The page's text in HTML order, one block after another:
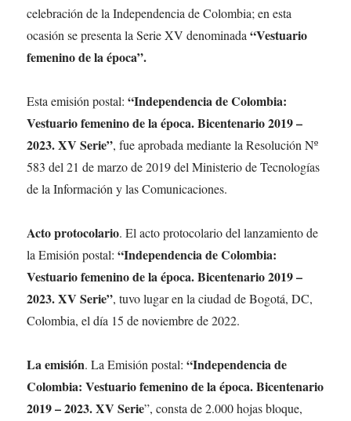
celebración de la Independencia de Colombia; en esta
ocasión se presenta la Serie XV denominada“Vestuario
femenino de la época”.
Esta emisión postal:“Independencia de Colombia:
Vestuario femenino de la época. Bicentenario 2019 –
2023. XV Serie”, fue aprobada mediante la Resolución Nº
583 del 21 de marzo de 2019 del Ministerio de Tecnologías
de la Información y las Comunicaciones.
Acto protocolario. El acto protocolario del lanzamiento de
la Emisión postal:“Independencia de Colombia:
Vestuario femenino de la época. Bicentenario 2019 –
2023. XV Serie”, tuvo lugar en la ciudad de Bogotá, DC,
Colombia, el día 15 de noviembre de 2022.
La emisión. La Emisión postal:“Independencia de
Colombia: Vestuario femenino de la época. Bicentenario
2019 – 2023. XV Serie”, consta de 2.000 hojas bloque,